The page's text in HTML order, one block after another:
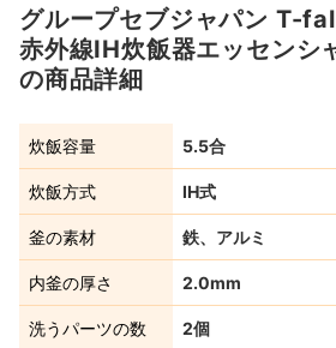
グループセブジャパン T-
赤外線IH炊飯器エッセン
の商品詳細
炊飯容量 5.5合
炊飯方式 IH式
釜の素材 鉄、アルミ
内釜の厚さ 2.0mm
洗うパーツの数 2個